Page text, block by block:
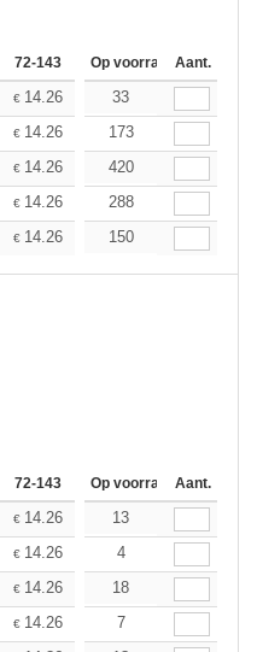
72-143 144-287 288 + Meer
Op voorraadAant.
€ 14.26 13.48
33
€ 14.26 13.48
173
€ 14.26 13.48
420
€ 14.26 13.48
288
€ 14.26 13.48
150
72-143 144-287 288 + Meer
Op voorraadAant.
€ 14.26 13.48
13
€ 14.26 13.48
4
€ 14.26 13.48
18
€ 14.26 13.48
7